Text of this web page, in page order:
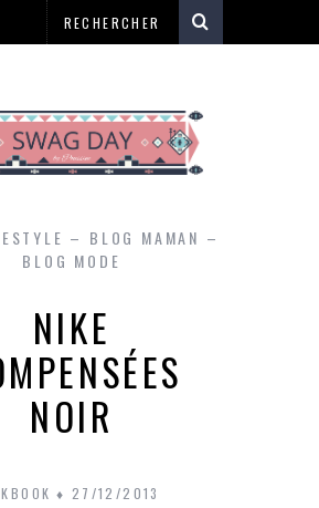
– BLOG MAMAN –
BLOG MODE
NIKE
NOIR
27/12/2013